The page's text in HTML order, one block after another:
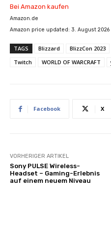
Bei Amazon kaufen
Amazon.de
Amazon price updated: 3. August 2026
TAGS Blizzard BlizzCon 2023
Twitch
WORLD OF WARCRAFT
Facebook X
VORHERIGER ARTIKEL
Sony PULSE Wireless-
Headset – Gaming-Erlebnis
auf einem neuem Niveau